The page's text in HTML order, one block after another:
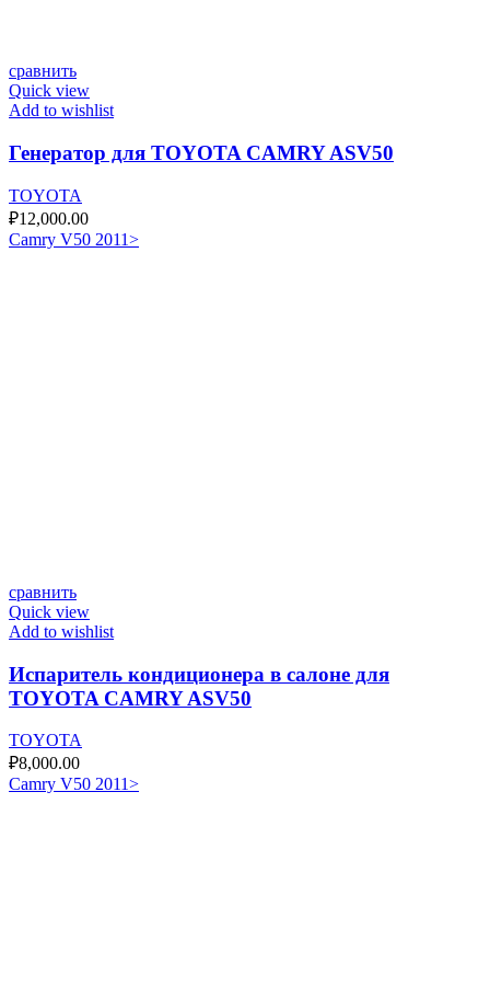
сравнить
Quick view
Add to wishlist
Генератор для TOYOTA CAMRY ASV50
TOYOTA
₽12,000.00
Camry V50 2011>
сравнить
Quick view
Add to wishlist
Испаритель кондиционера в салоне для
TOYOTA CAMRY ASV50
TOYOTA
₽8,000.00
Camry V50 2011>